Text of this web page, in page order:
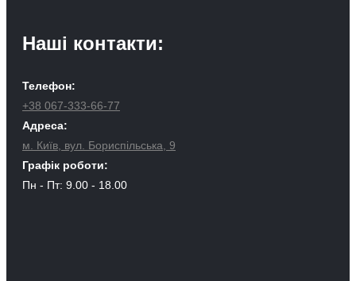
Наші контакти:
Телефон:
+38 067-333-66-77
Адреса:
м. Київ, вул. Бориспільська, 9
Графік роботи:
Пн - Пт: 9.00 - 18.00